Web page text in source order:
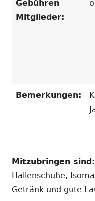
Gebühren
Mitglieder:
Bemerkungen:
Mitzubringen sind:
Hallenschuhe,
Getränk und gute